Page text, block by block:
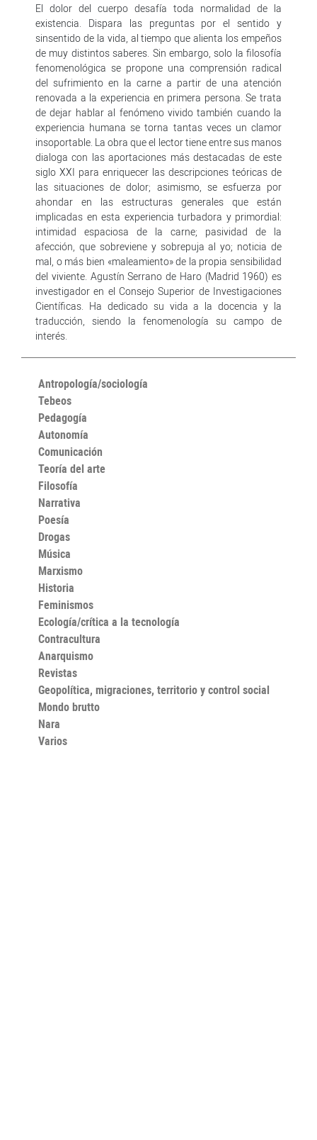
El dolor del cuerpo desafía toda normalidad de la
existencia. Dispara las preguntas por el sentido y
sinsentido de la vida, al tiempo que alienta los empeños
de muy distintos saberes. Sin embargo, solo la filosofía
fenomenológica se propone una comprensión radical
del sufrimiento en la carne a partir de una atención
renovada a la experiencia en primera persona. Se trata
de dejar hablar al fenómeno vivido también cuando la
experiencia humana se torna tantas veces un clamor
insoportable. La obra que el lector tiene entre sus manos
dialoga con las aportaciones más destacadas de este
siglo XXI para enriquecer las descripciones teóricas de
las situaciones de dolor; asimismo, se esfuerza por
ahondar en las estructuras generales que están
implicadas en esta experiencia turbadora y primordial:
intimidad espaciosa de la carne; pasividad de la
afección, que sobreviene y sobrepuja al yo; noticia de
mal, o más bien «maleamiento» de la propia sensibilidad
del viviente. Agustín Serrano de Haro (Madrid 1960) es
investigador en el Consejo Superior de Investigaciones
Científicas. Ha dedicado su vida a la docencia y la
traducción, siendo la fenomenología su campo de
interés.
Antropología/sociología
Tebeos
Pedagogía
Autonomía
Comunicación
Teoría del arte
Filosofía
Narrativa
Poesía
Drogas
Música
Marxismo
Historia
Feminismos
Ecología/crítica a la tecnología
Contracultura
Anarquismo
Revistas
Geopolítica, migraciones, territorio y control social
Mondo brutto
Nara
Varios